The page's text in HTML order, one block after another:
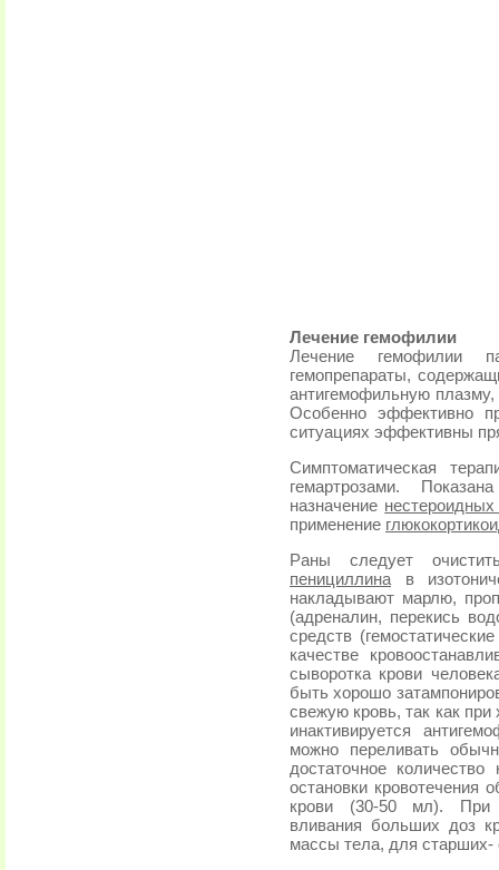
Лечение гемофилии
Лечение гемофилии
гемопрепараты,
антигемофильную плазму,
Особенно эффективно
ситуациях эффективны
Симптоматическая
гемартрозами.
назначение
применение
Раны следует
пенициллина в
накладывают марлю,
(адреналин, перекись
средств
качестве
сыворотка крови
быть хорошо
свежую кровь, так как при
инактивируется
можно переливать
достаточное
остановки кровотечения
крови (30-50 мл). При
вливания больших доз
массы тела, для старших-